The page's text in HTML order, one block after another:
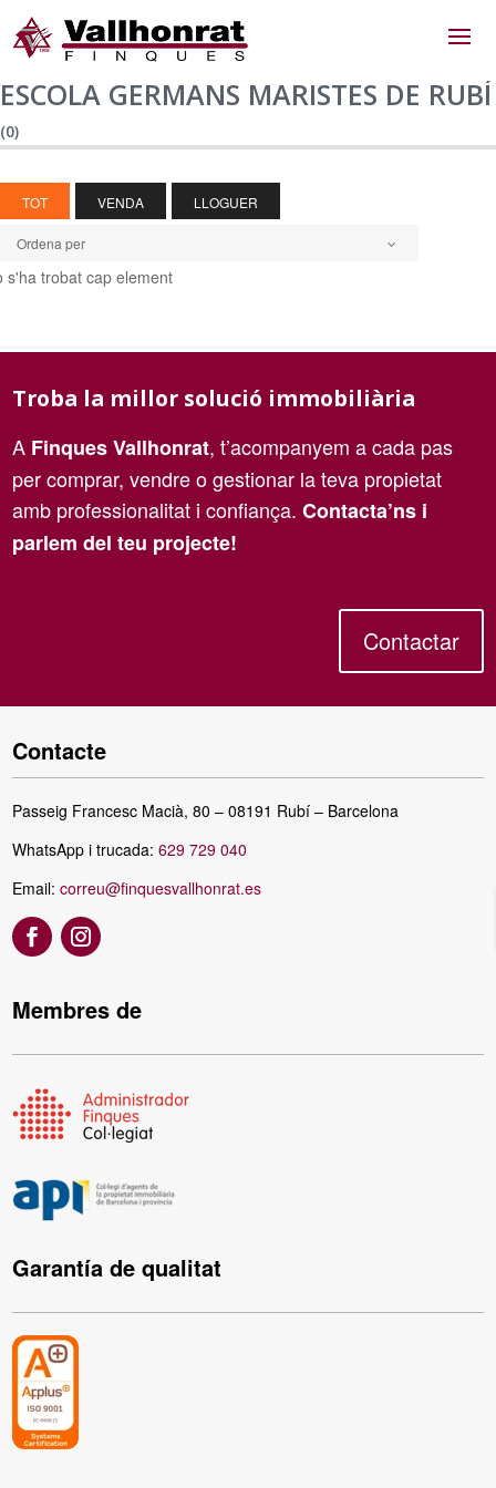
ESCOLA GERMANS MARISTES DE RUBÍ
(0)
TOT VENDA LLOGUER
Ordena per
s'ha trobat cap element
Troba la millor solució immobiliària
A Finques Vallhonrat, t’acompanyem a cada pas
per comprar, vendre o gestionar la teva propietat
amb professionalitat i confiança.Contacta’ns i
parlem del teu projecte!
Contactar
Contacte
Passeig Francesc Macià, 80 – 08191 Rubí – Barcelona
WhatsApp i trucada:629 729 040
Email:correu@finquesvallhonrat.es
Membres de
Garantía de qualitat